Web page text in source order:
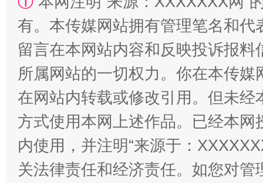
解纷+调解+退费，一次搞定
站台名比不上好声名
有。本传媒网站拥有管理笔名和
留言在本网站内容和反映投诉报
所属网站的一切权力。你在本传
在网站内转载或修改引用。但未
方式使用本网上述作品。已经本
内使用，并注明“来源于：
关法律责任和经济责任。如您对